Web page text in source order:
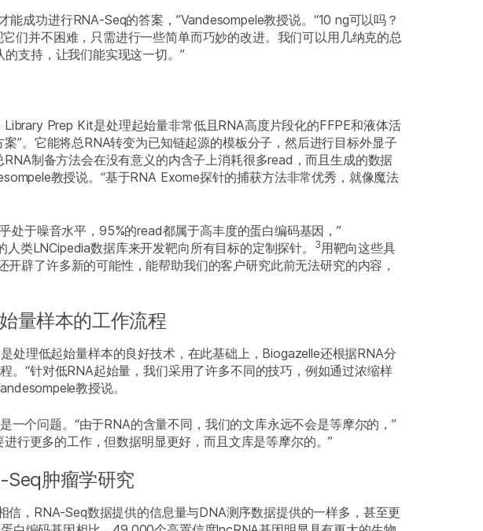
成功进行RNA-Seq的答案，”Vandesompele教授说。“10 ng可以吗？
们并不困难，只需进行一些简单而巧妙的改进。我们可以用几纳克的总
支持，让我们能实现这一切。”
Library Prep Kit是处理起始量非常低且RNA高度片段化的FFPE和液体活
案”。它能将总RNA转变为已知链起源的模板分子，然后进行目标外显子
RNA制备方法会在没有意义的内含子上消耗很多read，而且生成的数据
教授说。“基于RNA Exome探针的捕获方法非常优秀，就像魔法
处于噪音水平，95%的read都属于高丰度的蛋白编码基因，”
类LNCipedia数据库来开发靶向所有目标的定制探针。
3用靶向这些具
辟了许多新的可能性，能帮助我们的客户研究此前无法研究的内容，
量样本的工作流程
处理低起始量样本的良好技术，在此基础上，Biogazelle还根据RNA分
。“针对低RNA起始量，我们采用了许多不同的技巧，例如通过浓缩样
教授说。
个问题。“由于RNA的含量不同，我们的文库永远不会是等摩尔的，”
行更多的工作，但数据明显更好，而且文库是等摩尔的。”
Seq肿瘤学研究
信，RNA-Seq数据提供的信息量与DNA测序数据提供的一样多，甚至更